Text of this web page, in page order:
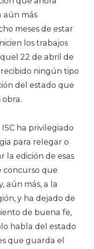
aún más
meses de estar
los trabajos
22 de abril de
recibido ningún tipo
del estado que
ha privilegiado
para relegar o
la edición de esas
concurso que
aún más, a la
y ha dejado de
de buena fe,
habla del estado
que guarda el